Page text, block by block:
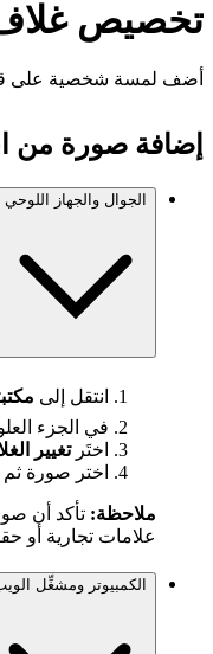
تخصيص غلاف
أضف لمسة شخصية على
إضافة صورة من
الجوال والجهاز اللوحي
انتقل إلى
في الجزء
اختَرتغيير
اختر صورة
ملاحظة: تأكد أن
علامات تجارية أو
الكمبيوتر ومشغِّل